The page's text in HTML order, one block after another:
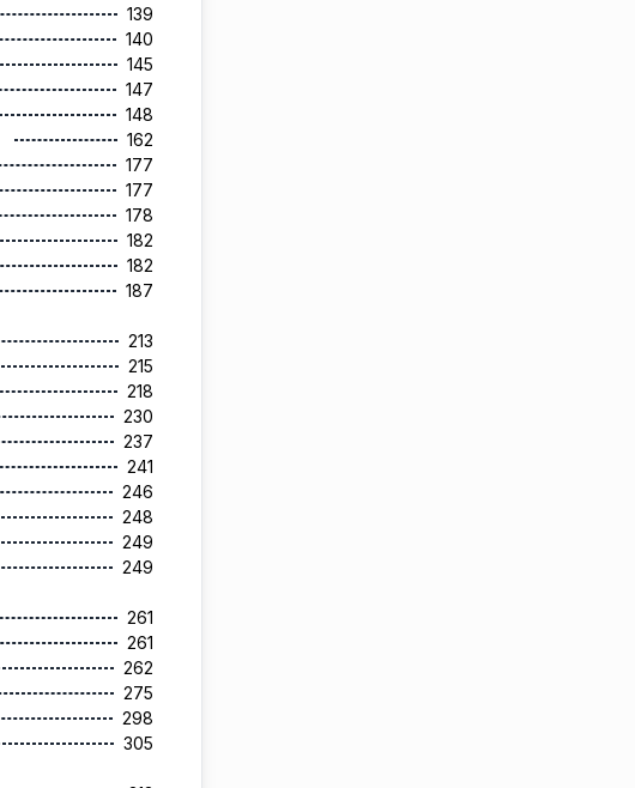
139
140
145
147
148
162
177
177
178
182
182
187
213
215
218
230
237
241
246
248
249
249
261
261
262
275
298
305